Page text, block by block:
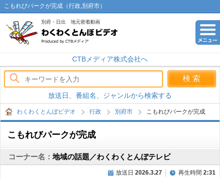
こもれびパークが完成（行政,別府市）
別府・日出 地元密着動画
CTBメディア株式会社へ
放送日、番組名、ジャンルから検索する
わくわくとんぼビデオ 行政 別府市 こもれびパークが完成
こもれびパークが完成
コーナー名：地域の話題／わくわくとんぼテレビ
放送日 2026.3.27 再生時間 2:31